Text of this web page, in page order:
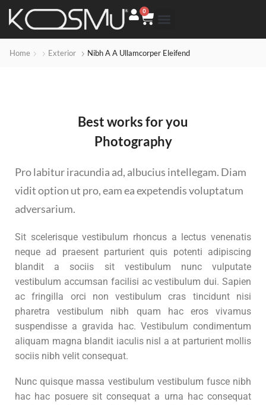
0
Home Exterior Nibh A A Ullamcorper Eleifend
Best works for you
Photography
Pro labitur iracundia ad, albucius intellegam. Diam
vidit option ut pro, eam ea expetendis voluptatum
adversarium.
Sit scelerisque vestibulum rhoncus a lectus venenatis
neque ad praesent parturient quis potenti adipiscing
blandit a sociis sit vestibulum nunc vulputate
vestibulum accumsan facilisi ac vestibulum dui. Sapien
ac fringilla orci non vestibulum cras tincidunt nisi
pharetra vestibulum nibh quam hac eros vivamus
suspendisse a gravida hac. Vestibulum condimentum
aliquam magna blandit iaculis nisl a at parturient mollis
sociis nibh velit consequat.
Nunc quisque massa vestibulum vestibulum fusce nibh
hac hac posuere sit consequat a urna hac consequat